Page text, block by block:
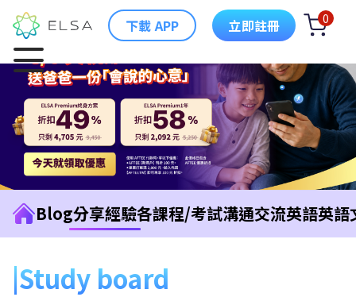
下載 APP 立即註冊 0
Blog分享經驗各課程/考試溝通交流英語英語
Study board